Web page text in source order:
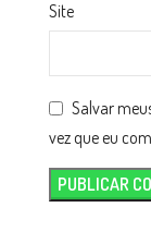
Site
Salvar
vez que eu